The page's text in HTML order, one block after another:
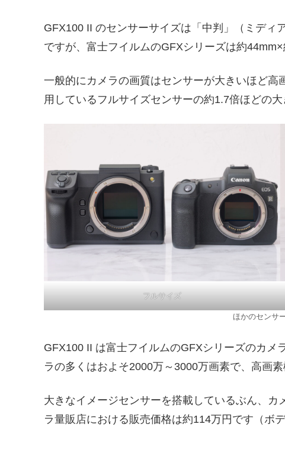
GFX100 II のセンサーサイズは「中判」（ミディ
ですが、富士フイルムのGFXシリーズは約
一般的にカメラの画質はセンサーが大きいほど
用しているフルサイズセンサーの約1.7倍ほどの大
フルサイズ
ほかのセンサ
GFX100 II は富士フイルムのGFXシリーズのカメ
ラの多くはおよそ2000万～3000万画素で、高画
大きなイメージセンサーを搭載しているぶん、
ラ量販店における販売価格は約114万円です（ボ